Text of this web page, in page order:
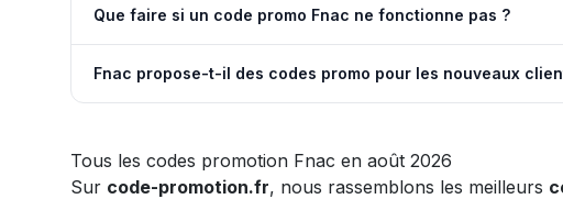
Que faire si un code promo Fnac ne fonctionne pas ?
Fnac propose-t-il des codes promo pour les nouveaux
Tous les codes promotion Fnac en août 2026
Sur code-promotion.fr, nous rassemblons les meilleurs